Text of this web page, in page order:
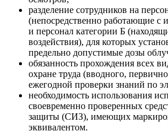
разделение сотрудников на
(непосредственно работающие с
и персонал категории Б
воздействия), для которых
предельно допустимые дозы
обязанность прохождения всех
охране труда (вводного,
ежегодной проверки знаний по
необходимость использования
своевременно проверенных
защиты (СИЗ), имеющих
эквивалентом.